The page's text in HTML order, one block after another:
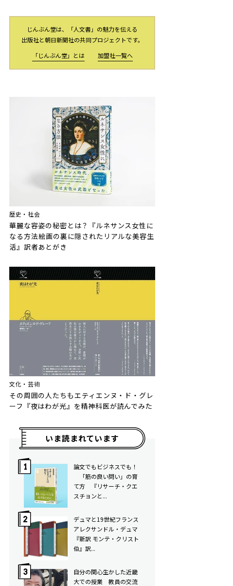
じんぶん堂は、「人文書」の魅力を伝える
出版社と朝日新聞社の共同プロジェクトです。
「じんぶん堂」とは
加盟社一覧へ
歴史・社会
華麗な容姿の秘密とは？『ルネサンス女性に
なる方法――絵画の裏に隠されたリアルな美容生
活』訳者あとがき
文化・芸術
その周囲の人たちも――エティエンヌ・ド・グレ
ーフ『夜はわが光』を精神科医が読んでみた
いま読まれています
論文でもビジネスでも！
「筋の良い問い」の育
て方 ――『リサーチ・クエ
スチョンと...
デュマと19世紀フランス――
アレクサンドル・デュマ
『新訳 モンテ・クリスト
伯』訳...
自分の関心生かした近畿
大での授業 教員の交流